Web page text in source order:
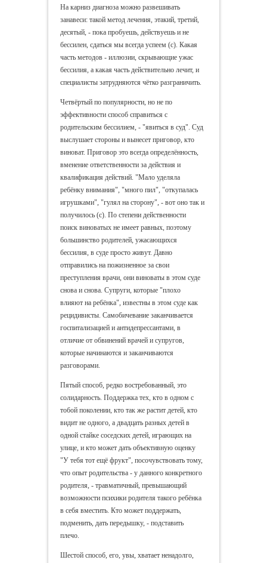
На карниз диагноза можно развешивать
занавеси: такой метод лечения, этакий, третий,
десятый, - пока пробуешь, действуешь и не
бессилен, сдаться мы всегда успеем (с). Какая
часть методов - иллюзии, скрывающие ужас
бессилия, а какая часть действительно лечит, и
специалисты затрудняются чётко разграничить.
Четвёртый по популярности, но не по
эффективности способ справиться с
родительским бессилием, - "явиться в суд". Суд
выслушает стороны и вынесет приговор, кто
виноват. Приговор это всегда определённость,
вменение ответственности за действия и
квалификация действий. "Мало уделяла
ребёнку внимания", "много пил", "откупалась
игрушками", "гулял на сторону", - вот оно так и
получилось (с). По степени действенности
поиск виноватых не имеет равных, поэтому
большинство родителей, ужасающихся
бессилия, в суде просто живут. Давно
отправились на пожизненное за свои
преступления врачи, они виноваты в этом суде
снова и снова. Супруги, которые "плохо
влияют на ребёнка", известны в этом суде как
рецидивисты. Самобичевание заканчивается
госпитализацией и антидепрессантами, в
отличие от обвинений врачей и супругов,
которые начинаются и заканчиваются
разговорами.
Пятый способ, редко востребованный, это
солидарность. Поддержка тех, кто в одном с
тобой поколении, кто так же растит детей, кто
видит не одного, а двадцать разных детей в
одной стайке соседских детей, играющих на
улице, и кто может дать объективную оценку
"У тебя тот ещё фрукт", посочувствовать тому,
что опыт родительства - у данного конкретного
родителя, - травматичный, превышающий
возможности психики родителя такого ребёнка
в себя вместить. Кто может поддержать,
подменить, дать передышку, - подставить
плечо.
Шестой способ, его, увы, хватает ненадолго,